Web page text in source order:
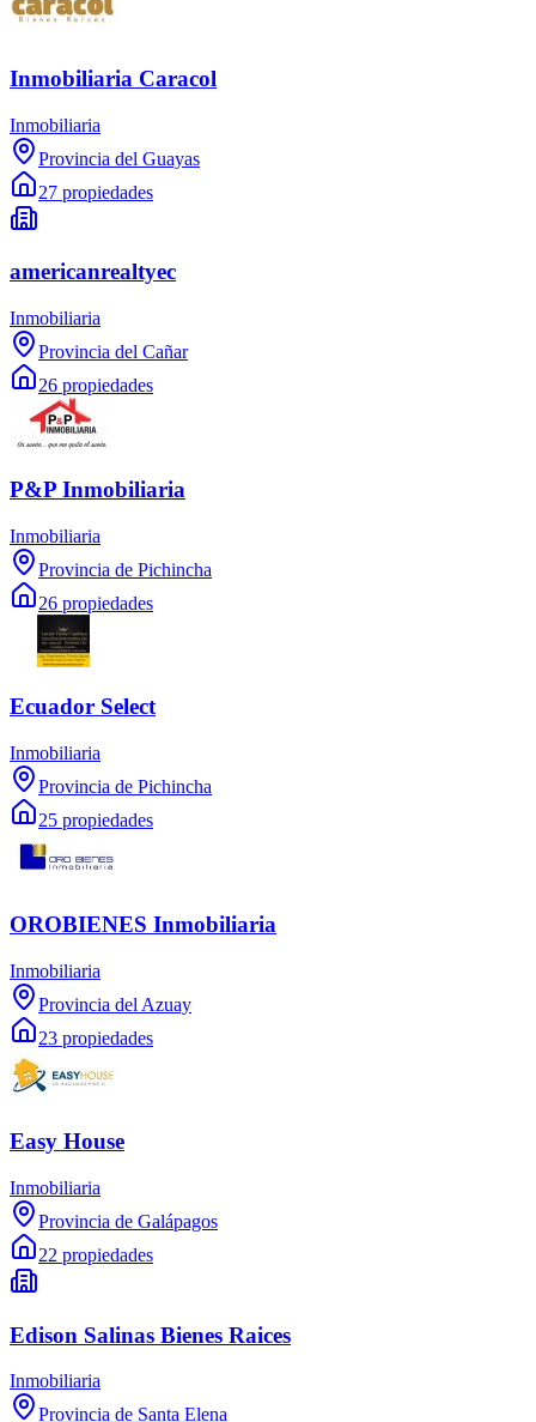
Inmobiliaria Caracol
Inmobiliaria
Provincia del Guayas
27 propiedades
americanrealtyec
Inmobiliaria
Provincia del Cañar
26 propiedades
P&P Inmobiliaria
Inmobiliaria
Provincia de Pichincha
26 propiedades
Ecuador Select
Inmobiliaria
Provincia de Pichincha
25 propiedades
OROBIENES Inmobiliaria
Inmobiliaria
Provincia del Azuay
23 propiedades
Easy House
Inmobiliaria
Provincia de Galápagos
22 propiedades
Edison Salinas Bienes Raices
Inmobiliaria
Provincia de Santa Elena